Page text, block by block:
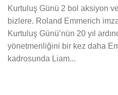
Kurtuluş Günü 2 bol aksiyon
bizlere. Roland Emmerich
Kurtuluş Günü’nün 20 yıl
yönetmenliğini bir kez daha
kadrosunda Liam...